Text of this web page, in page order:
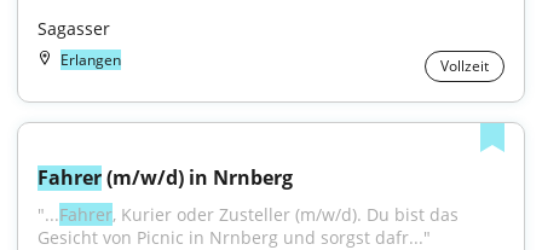
Sagasser
Erlangen Vollzeit
Fahrer (m/w/d) in Nrnberg
"...Fahrer, Kurier oder Zusteller (m/w/d). Du bist das
Gesicht von Picnic in Nrnberg und sorgst dafr..."